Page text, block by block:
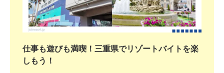
仕事も遊びも満喫！三重県でリゾートバイトを楽
しもう！